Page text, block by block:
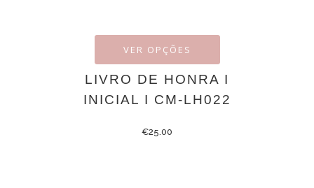
VER OPÇÕES
LIVRO DE HONRA I
INICIAL I CM-LH022
€25.00